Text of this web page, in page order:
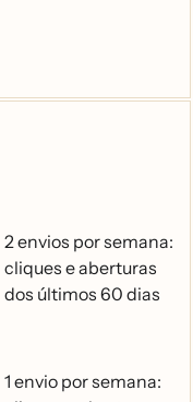
2 envios por semana:
cliques e aberturas
dos últimos 60 dias
1 envio por semana: